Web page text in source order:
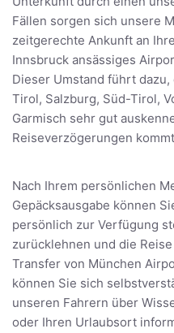
Fällen sorgen sich unsere
zeitgerechte Ankunft an
Innsbruck ansässiges
Dieser Umstand führt
Tirol, Salzburg, Süd-Tirol,
Garmisch sehr gut
Reiseverzögerungen
Nach Ihrem persönlichen
Gepäcksausgabe können
persönlich zur Verfügung
zurücklehnen und die
Transfer von München
können Sie sich
unseren Fahrern über
oder Ihren Urlaubsort